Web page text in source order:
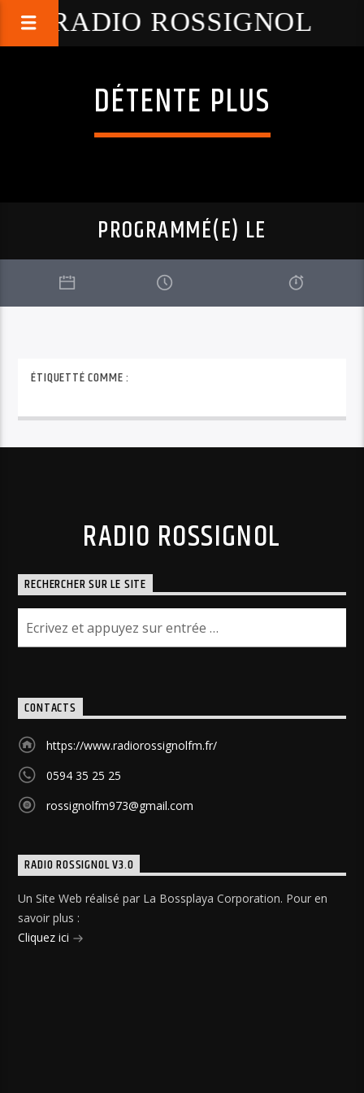
RADIO ROSSIGNOL
DÉTENTE PLUS
PROGRAMMÉ(E) LE
ÉTIQUETTÉ COMME :
RADIO ROSSIGNOL
RECHERCHER SUR LE SITE
CONTACTS
https://www.radiorossignolfm.fr/
0594 35 25 25
rossignolfm973@gmail.com
RADIO ROSSIGNOL V3.0
Un Site Web réalisé par La Bossplaya Corporation. Pour en
savoir plus :
Cliquez ici